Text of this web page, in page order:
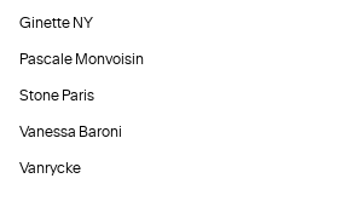
Ginette NY
Pascale Monvoisin
Stone Paris
Vanessa Baroni
Vanrycke